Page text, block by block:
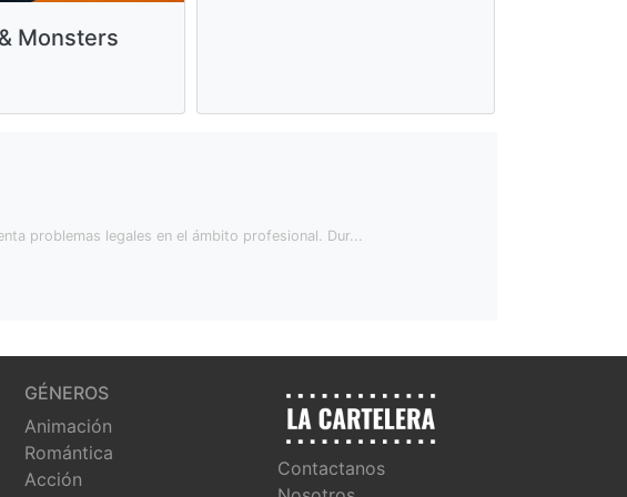
Monsters
problemas legales en el ámbito profesional. Dur...
GÉNEROS
Animación
Romántica
Acción
Contactanos